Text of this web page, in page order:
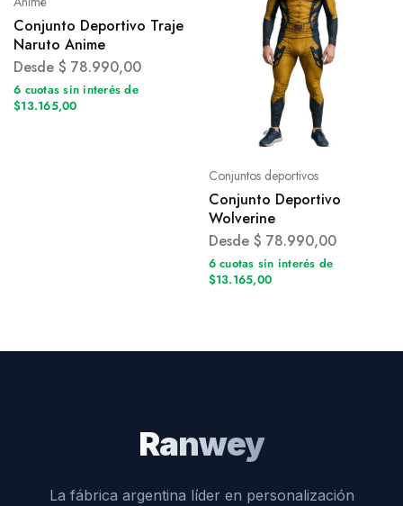
Conjunto Deportivo Traje
Naruto Anime
Desde $ 78.990,00
6 cuotas sin interés de
$13.165,00
Conjuntos deportivos
Conjunto Deportivo
Wolverine
Desde $ 78.990,00
6 cuotas sin interés de
$13.165,00
Ranwey
La fábrica argentina líder en personalización